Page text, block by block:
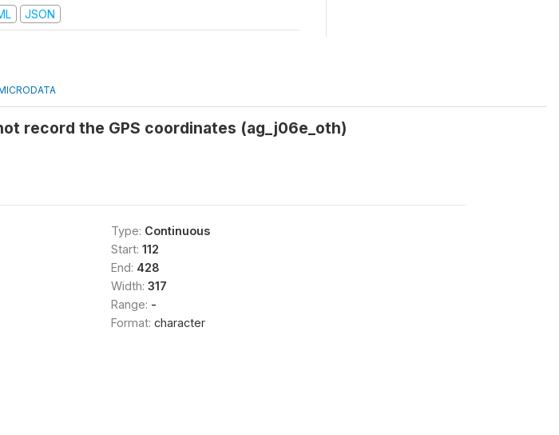
JSON
record the GPS coordinates (ag_j06e_oth)
Type: Continuous
Start: 112
End: 428
Width: 317
Range: -
Format: character